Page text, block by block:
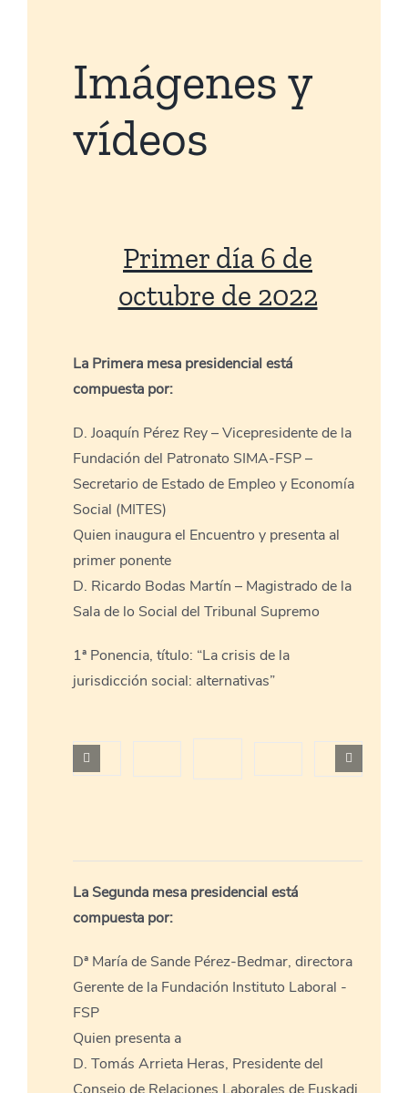
Imágenes y
vídeos
Primer día 6 de
octubre de 2022
La Primera mesa presidencial está
compuesta por:
D. Joaquín Pérez Rey – Vicepresidente de la
Fundación del Patronato SIMA-FSP –
Secretario de Estado de Empleo y Economía
Social (MITES)
Quien inaugura el Encuentro y presenta al
primer ponente
D. Ricardo Bodas Martín – Magistrado de la
Sala de lo Social del Tribunal Supremo
1ª Ponencia, título: “La crisis de la
jurisdicción social: alternativas”
La Segunda mesa presidencial está
compuesta por:
Dª María de Sande Pérez-Bedmar, directora
Gerente de la Fundación Instituto Laboral -
FSP
Quien presenta a
D. Tomás Arrieta Heras, Presidente del